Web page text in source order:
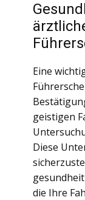
Eine
geistigen
Diese
die Ihre